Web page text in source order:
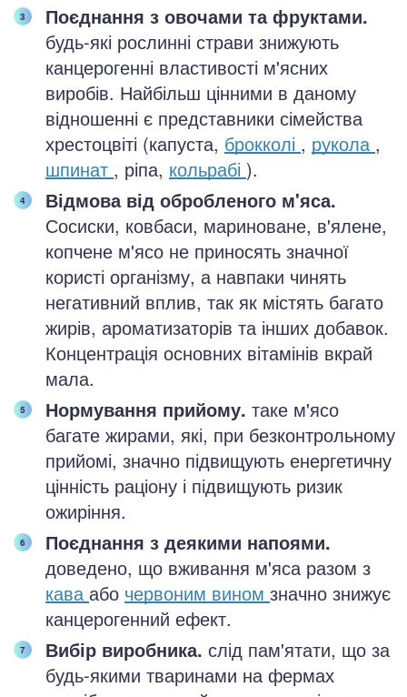
Поєднання з овочами та фруктами.
будь-які рослинні страви знижують
канцерогенні властивості м'ясних
виробів. Найбільш цінними в даному
відношенні є представники сімейства
хрестоцвіті (капуста, брокколі , рукола ,
шпинат , ріпа, кольрабі ).
Відмова від обробленого м'яса.
Сосиски, ковбаси, мариноване, в'ялене,
копчене м'ясо не приносять значної
користі організму, а навпаки чинять
негативний вплив, так як містять багато
жирів, ароматизаторів та інших добавок.
Концентрація основних вітамінів вкрай
мала.
Нормування прийому. таке м'ясо
багате жирами, які, при безконтрольному
прийомі, значно підвищують енергетичну
цінність раціону і підвищують ризик
ожиріння.
Поєднання з деякими напоями.
доведено, що вживання м'яса разом з
кава або червоним вином значно знижує
канцерогенний ефект.
Вибір виробника. слід пам'ятати, що за
будь-якими тваринами на фермах